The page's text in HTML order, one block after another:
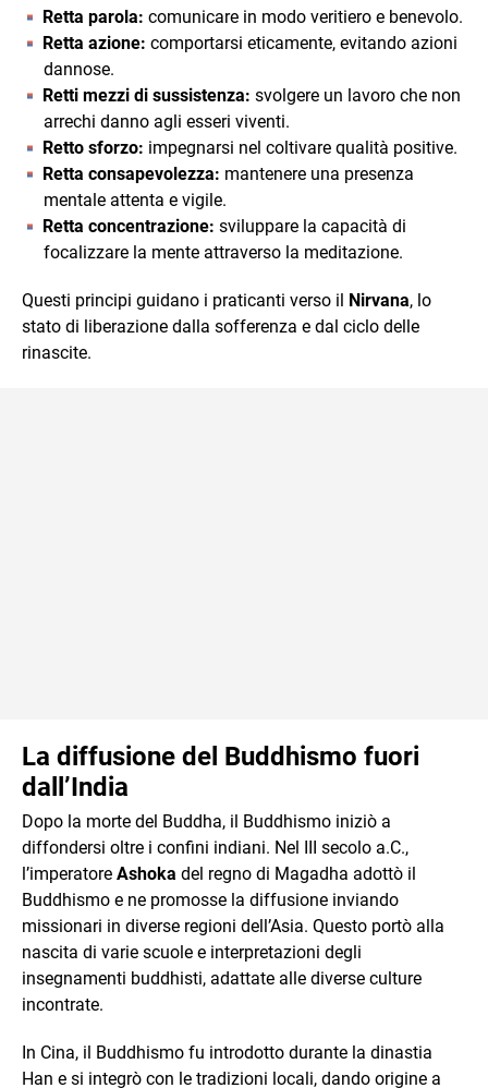
Retta parola: comunicare in modo veritiero e benevolo.
Retta azione: comportarsi eticamente, evitando azioni
dannose.
Retti mezzi di sussistenza: svolgere un lavoro che non
arrechi danno agli esseri viventi.
Retto sforzo: impegnarsi nel coltivare qualità positive.
Retta consapevolezza: mantenere una presenza
mentale attenta e vigile.
Retta concentrazione: sviluppare la capacità di
focalizzare la mente attraverso la meditazione.
Questi principi guidano i praticanti verso il Nirvana, lo
stato di liberazione dalla sofferenza e dal ciclo delle
rinascite.
La diffusione del Buddhismo fuori
dall’India
Dopo la morte del Buddha, il Buddhismo iniziò a
diffondersi oltre i confini indiani. Nel III secolo a.C.,
l’imperatore Ashoka del regno di Magadha adottò il
Buddhismo e ne promosse la diffusione inviando
missionari in diverse regioni dell’Asia. Questo portò alla
nascita di varie scuole e interpretazioni degli
insegnamenti buddhisti, adattate alle diverse culture
incontrate.
In Cina, il Buddhismo fu introdotto durante la dinastia
Han e si integrò con le tradizioni locali, dando origine a